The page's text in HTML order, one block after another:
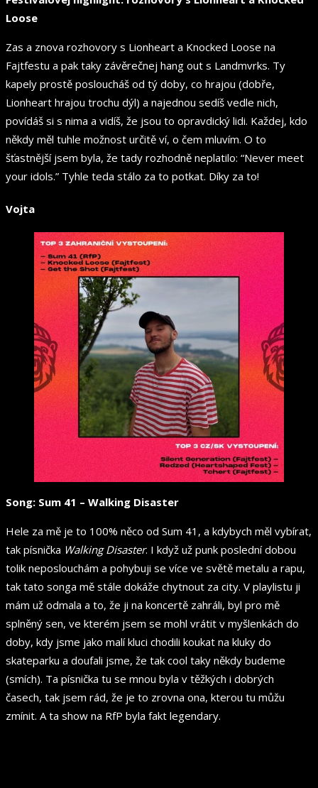
Loose
Zas a znova rozhovory s Lionheart a Knocked Loose na
Fajtfestu a pak taky závěrečnej hang out s Landmvrks. Ty
kapely prostě posloucháš od tý doby, co hrajou (dobře,
Lionheart hrajou trochu dýl) a najednou sedíš vedle nich,
povídáš si s nima a vidíš, že jsou to opravdický lidi. Každej, kdo
někdy měl tuhle možnost určitě ví, o čem mluvím. O to
šťastnější jsem byla, že tady rozhodně neplatilo: “Never meet
your idols.” Tyhle teda stálo za to potkat. Díky za to!
Vojta
Song: Sum 41 – Walking Disaster
Hele za mě je to 100% něco od Sum 41, a kdybych měl vybírat,
tak písnička Walking Disaster. I když už punk poslední dobou
tolik neposlouchám a pohybuji se více ve světě metalu a rapu,
tak tato songa mě stále dokáže chytnout za city. V playlistu ji
mám už odmala a to, že ji na koncertě zahráli, byl pro mě
splněný sen, ve kterém jsem se mohl vrátit v myšlenkách do
doby, kdy jsme jako malí kluci chodili koukat na kluky do
skateparku a doufali jsme, že tak cool taky někdy budeme
(smích). Ta písnička tu se mnou byla v těžkých i dobrých
časech, tak jsem rád, že je to zrovna ona, kterou tu můžu
zmínit. A ta show na RfP byla fakt legendary.